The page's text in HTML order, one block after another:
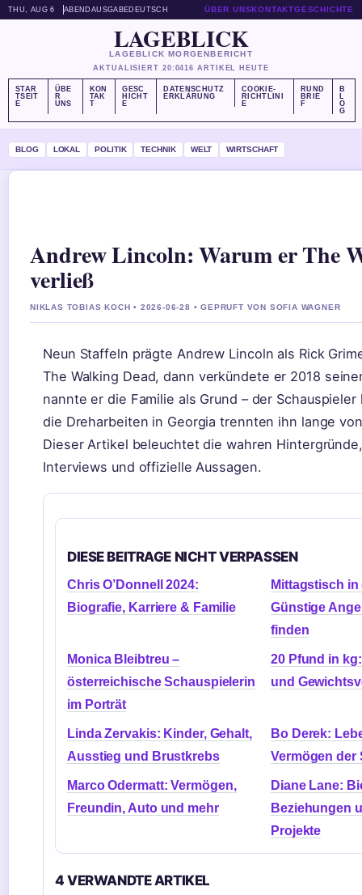
THU, AUG 6 ABENDAUSGABEDEUTSCH ÜBER UNSKONTAKTGESCHICHTE
LAGEBLICK
LAGEBLICK MORGENBERICHT
AKTUALISIERT 20:0416 ARTIKEL HEUTE
STAR
TSEIT
E
ÜBE
R
UNS
KON
TAK
T
GESC
HICHT
E
DATENSCHUTZ
ERKLÄRUNG
COOKIE-
RICHTLINI
E
RUND
BRIE
F
B
L
O
G
BLOG LOKAL POLITIK TECHNIK WELT WIRTSCHAFT
Andrew Lincoln: Warum er The
verließ
NIKLAS TOBIAS KOCH • 2026-06-28 • GEPRUFT VON SOFIA WAGNER
Neun Staffeln prägte Andrew Lincoln als Rick
The Walking Dead, dann verkündete er 2018
nannte er die Familie als Grund – der
die Dreharbeiten in Georgia trennten ihn lange
Dieser Artikel beleuchtet die wahren
Interviews und offizielle Aussagen.
DIESE BEITRAGE NICHT VERPASSEN
Chris O’Donnell 2024:
Biografie, Karriere & Familie
Mittagstisch in
Günstige
finden
Monica Bleibtreu –
österreichische Schauspielerin
im Porträt
20 Pfund in
und
Linda Zervakis: Kinder, Gehalt,
Ausstieg und Brustkrebs
Bo Derek:
Vermögen der
Marco Odermatt: Vermögen,
Freundin, Auto und mehr
Diane Lane:
Beziehungen
Projekte
4 VERWANDTE ARTIKEL